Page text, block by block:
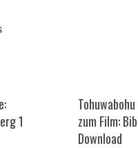
1
zum Film:
Download